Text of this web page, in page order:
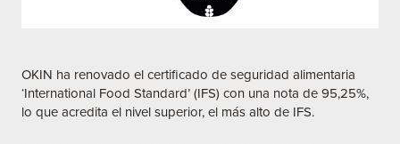
OKIN ha renovado el certificado de seguridad alimentaria
‘International Food Standard’ (IFS) con una nota de 95,25%,
lo que acredita el nivel superior, el más alto de IFS.